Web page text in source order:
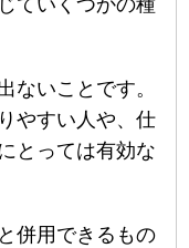
ていくつかの種
ないことです。
やすい人や、仕
とっては有効な
併用できるもの